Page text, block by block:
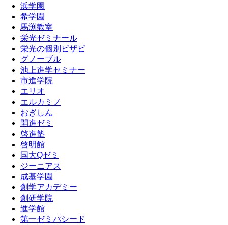
浜学園
希学園
馬渕教室
栄光ゼミナール
栄光の個別ビザビ
グノーブル
池上進学セミナー
市進学院
エリオ
エルカミノ
おぎしん
開進ゼミ
啓進塾
啓明館
国大Qゼミ
ジーニアス
成基学園
創学アカデミー
創研学院
進学館
第一ゼミパシード